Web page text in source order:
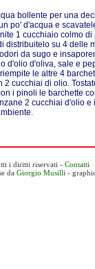
bollente per una
po' d'acqua e
1 cucchiaio colmo
distribuitelo su 4 delle
da sugo e
d'olio d'oliva, sale e
le altre 4
cucchiai di olio.
i pinoli le barchette
2 cucchiai d'olio e
i diritti riservati - Contatti
da Giorgio Musilli -